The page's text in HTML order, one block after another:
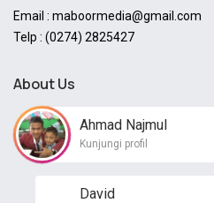
Email : maboormedia@gmail.com
Telp : (0274) 2825427
About Us
Ahmad Najmul
Kunjungi profil
David